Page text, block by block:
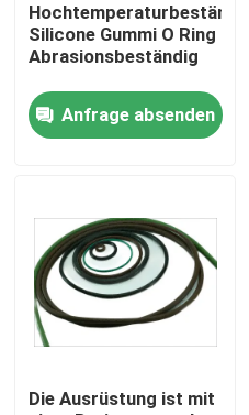
Gummiöldichtung
Drehöldichtung
Öldichtung der Getriebe
Motoröldichtung
O-Ringe nach Maß
Hochtemperaturbeständig
Silicone Gummi O Ring
Abrasionsbeständig
Anfrage absenden
Die Ausrüstung ist mit